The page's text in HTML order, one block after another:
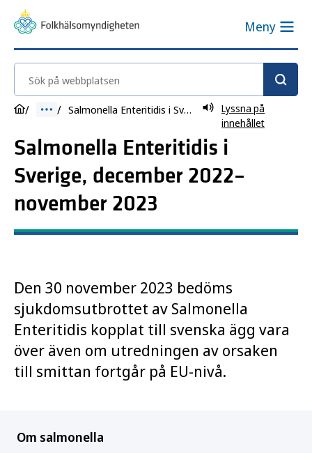
Meny
Sök på webbplatsen
Salmonella Enteritidis i Sverige, december 2022–november 2023
Lyssna på
innehållet
Salmonella Enteritidis i
Sverige, december 2022–
november 2023
Den 30 november 2023 bedöms
sjukdomsutbrottet av Salmonella
Enteritidis kopplat till svenska ägg vara
över även om utredningen av orsaken
till smittan fortgår på EU-nivå.
Om salmonella